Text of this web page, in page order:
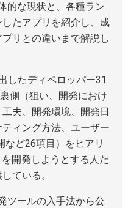
的な現状と、各種ラン
たアプリを紹介し、成
リとの違いまで解説し
したディペロッパー31
側（狙い、開発におけ
夫、開発環境、開発日
ィング方法、ユーザー
など26項目）をヒアリ
開発しようとする人た
ている。
ツールの入手法から公